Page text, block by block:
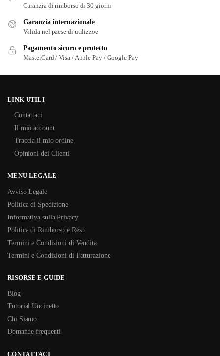
Garanzia di rimborso di 30 giorni
Garanzia internazionale
Valida nel paese di utilizzoe
Pagamento sicuro e protetto
MasterCard / Visa / Apple Pay / Google Pay
LINK UTILI
Contattaci
Il mio account
Traccia il mio ordine
Opinioni dei Clienti
MENU LEGALE
Avviso Legale
Politica di Spedizione
Informativa sulla Privacy
Politica di Rimborso e Reso
Termini e Condizioni di Vendita
Termini e Condizioni di Fatturazione
RISORSE E GUIDE
Blog
Tutorial Uncinetto
Chi Siamo
Domande frequenti
CONTATTACI